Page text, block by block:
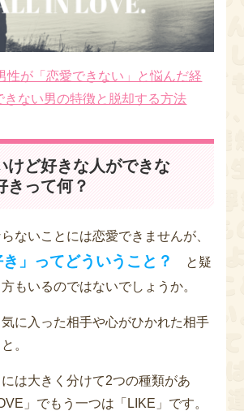
性が「恋愛できない」と悩んだ経
きない男の特徴と脱却する方法
けど好きな人ができな
きって何？
ないことには恋愛できませんが、
」ってどういうこと？
と疑
もいるのではないでしょうか。
気に入った相手や心がひかれた相手
。
は大きく分けて2つの種類があ
」でもう一つは「LIKE」です。